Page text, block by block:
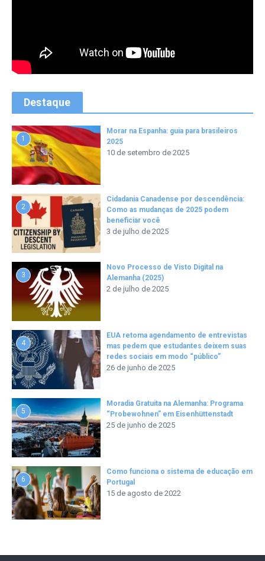
Destaque
1
Morar na Espanha: guia para brasileiros
2025
10 de setembro de 2025
2
Cidadania Canadense por descendência:
Como as mudanças de 2025 podem
beneficiar você
3 de julho de 2025
3
Novo Processo de Visto Digital na
Alemanha (2025)
2 de julho de 2025
4
EUA retoma agendamento de entrevistas
mas pedem que estudantes deixem suas
redes sociais em modo “público”
26 de junho de 2025
5
Moradia Gratuita na Alemanha: Programa
“Probewohnen” em Eisenhüttenstadt
25 de junho de 2025
6
Como funciona o sistema de educação em
Portugal
15 de agosto de 2022